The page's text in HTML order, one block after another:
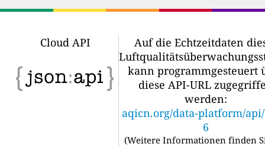
Cloud API
Auf die Echtzeitdaten
kann programmgesteuert
diese API-URL
werden:
aqicn.org/data-platform/
6
(Weitere Informationen finden